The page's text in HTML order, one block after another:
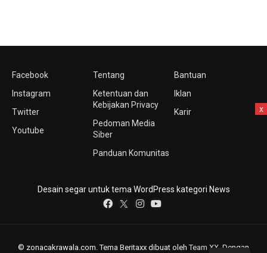
Facebook
Instagram
Twitter
Youtube
Tentang
Ketentuan dan
Kebijakan Privacy
Pedoman Media
Siber
Panduan Komunitas
Bantuan
Iklan
Karir
Desain segar untuk tema WordPress kategori News
© zonacakrawala.com. Tema Beritaxx dibuat olehTeam XX . Dengan
x